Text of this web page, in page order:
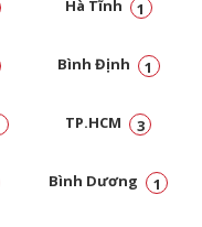
Hà Tĩnh 1
Bình Định 1
TP.HCM 3
Bình Dương 1